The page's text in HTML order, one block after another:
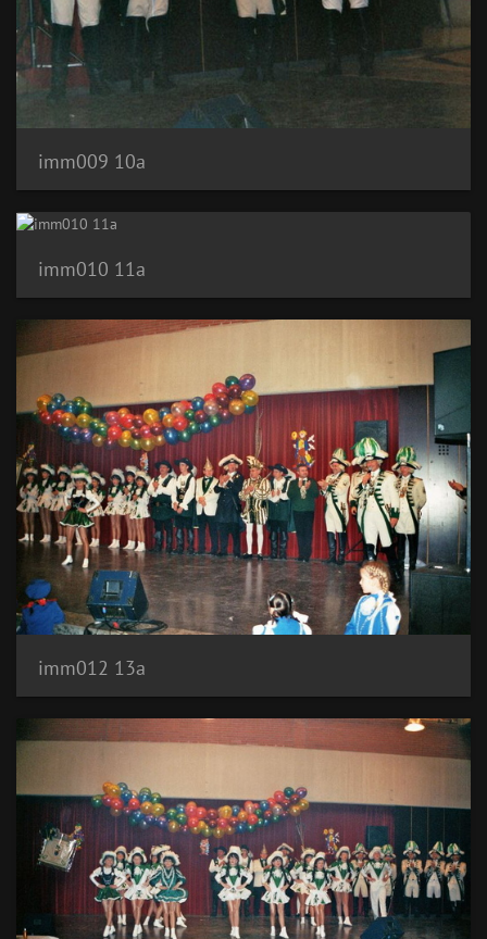
imm009 10a
imm010 11a
imm012 13a